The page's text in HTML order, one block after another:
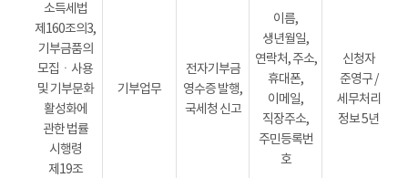
소득세법
제160조의3,
기부금품의
모집ㆍ사용
및 기부문화
활성화에
관한 법률
시행령
제19조
기부업무
전자기부금
영수증 발행,
국세청 신고
이름,
생년월일,
연락처, 주소,
휴대폰,
이메일,
직장주소,
주민등록번
호
신청자
준영구 /
세무처리
정보 5년